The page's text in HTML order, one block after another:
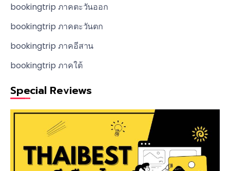
bookingtrip ภาคตะวันออก
bookingtrip ภาคตะวันตก
bookingtrip ภาคอีสาน
bookingtrip ภาคใต้
Special Reviews